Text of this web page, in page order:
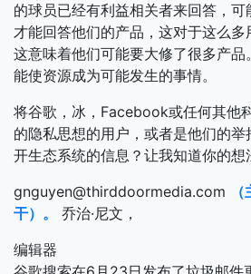
的球员已经有利益相关者来回答，
才能回答他们的产品，这对于这么多
这意味着他们可能要大修了很多产
能使资源成为可能发生的事情。
将谷歌，冰，Facebook或任何其他
的隐私思想的用户，或者是他们的
开生态系统的信息？让我知道你的
gnguyen@thirddoormedia.com
干）。
乔治·尼文，
编辑器